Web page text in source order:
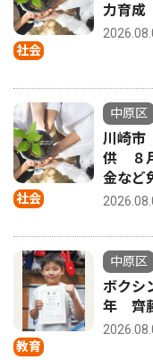
社会
力育
社会
中原区
川崎市
供 ８
金など
教育
中原区
ボクシ
年 齊